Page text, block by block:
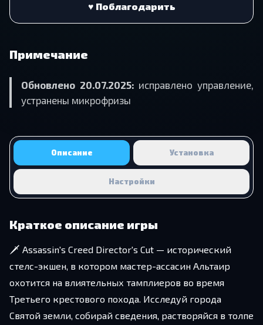
♥ Поблагодарить
Примечание
Обновлено 20.07.2025: исправлено управление,
устранены микрофризы
Описание Установка
Настройки
Краткое описание игры
🗡️ Assassin's Creed Director's Cut — исторический
стелс-экшен, в котором мастер-ассасин Альтаир
охотится на влиятельных тамплиеров во время
Третьего крестового похода. Исследуй города
Святой земли, собирай сведения, растворяйся в толпе